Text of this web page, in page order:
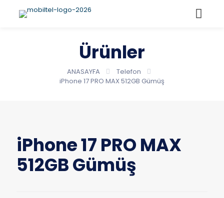
Ürünler
ANASAYFA
Telefon
iPhone 17 PRO MAX 512GB Gümüş
iPhone 17 PRO MAX
512GB Gümüş